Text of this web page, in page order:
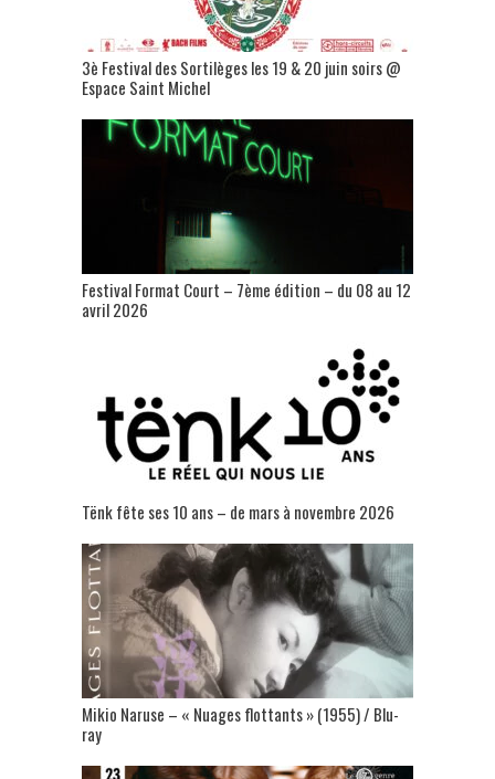
3è Festival des Sortilèges les 19 & 20 juin soirs @
Espace Saint Michel
Festival Format Court – 7ème édition – du 08 au 12
avril 2026
Tënk fête ses 10 ans – de mars à novembre 2026
Mikio Naruse – « Nuages flottants » (1955) / Blu-
ray